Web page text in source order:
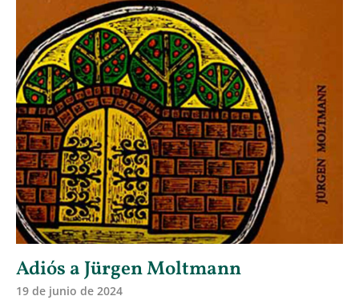
Adiós a Jürgen Moltmann
19 de junio de 2024